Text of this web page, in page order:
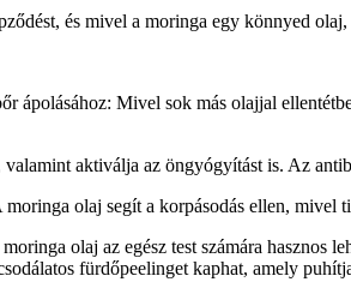
és mivel a moringa egy könnyed
ápolásához: Mivel sok más olajjal
valamint aktiválja az öngyógyítást is. Az
olaj segít a korpásodás ellen, mivel
olaj az egész test számára
fürdőpeelinget kaphat, amely